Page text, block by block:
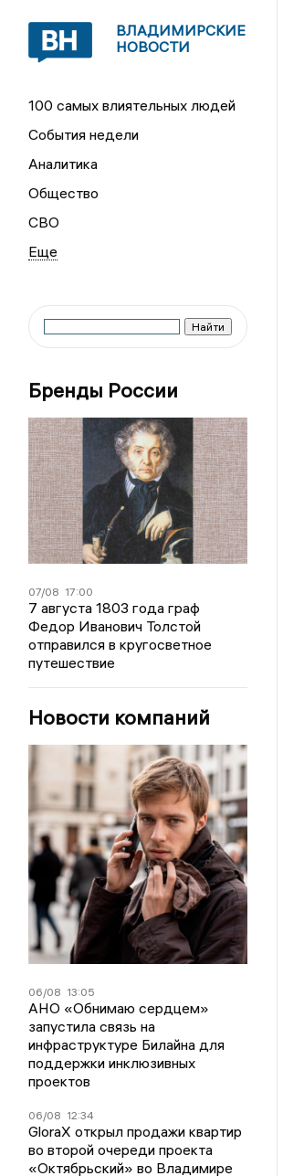
ВЛАДИМИРСКИЕ
НОВОСТИ
100 самых влиятельных людей
События недели
Аналитика
Общество
СВО
Бренды России
07/08 17:00
7 августа 1803 года граф
Федор Иванович Толстой
отправился в кругосветное
путешествие
Новости компаний
06/08 13:05
АНО «Обнимаю сердцем»
запустила связь на
инфраструктуре Билайна для
поддержки инклюзивных
проектов
06/08 12:34
GloraX открыл продажи квартир
во второй очереди проекта
«Октябрьский» во Владимире